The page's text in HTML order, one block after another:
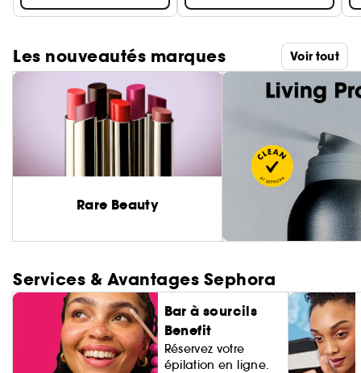
Les nouveautés marques Voir tout
Rare Beauty
Services & Avantages Sephora
Bar à sourcils
Benefit
Réservez votre
épilation en ligne.